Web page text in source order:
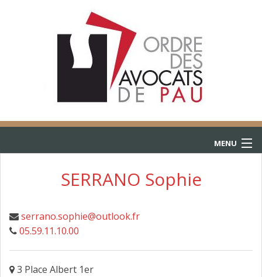
MENU
CONSULTATIONS
L’AIDE JURIDICTIONNELLE
SERRANO Sophie
serrano.sophie@outlook.fr
05.59.11.10.00
3 Place Albert 1er